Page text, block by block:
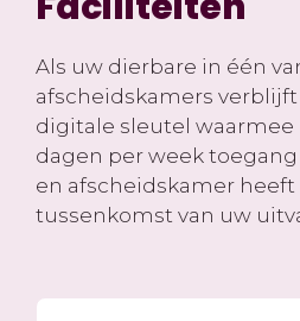
Als uw dierbare in één
afscheidskamers
digitale sleutel waarmee
dagen per week
en afscheidskamer
tussenkomst van uw